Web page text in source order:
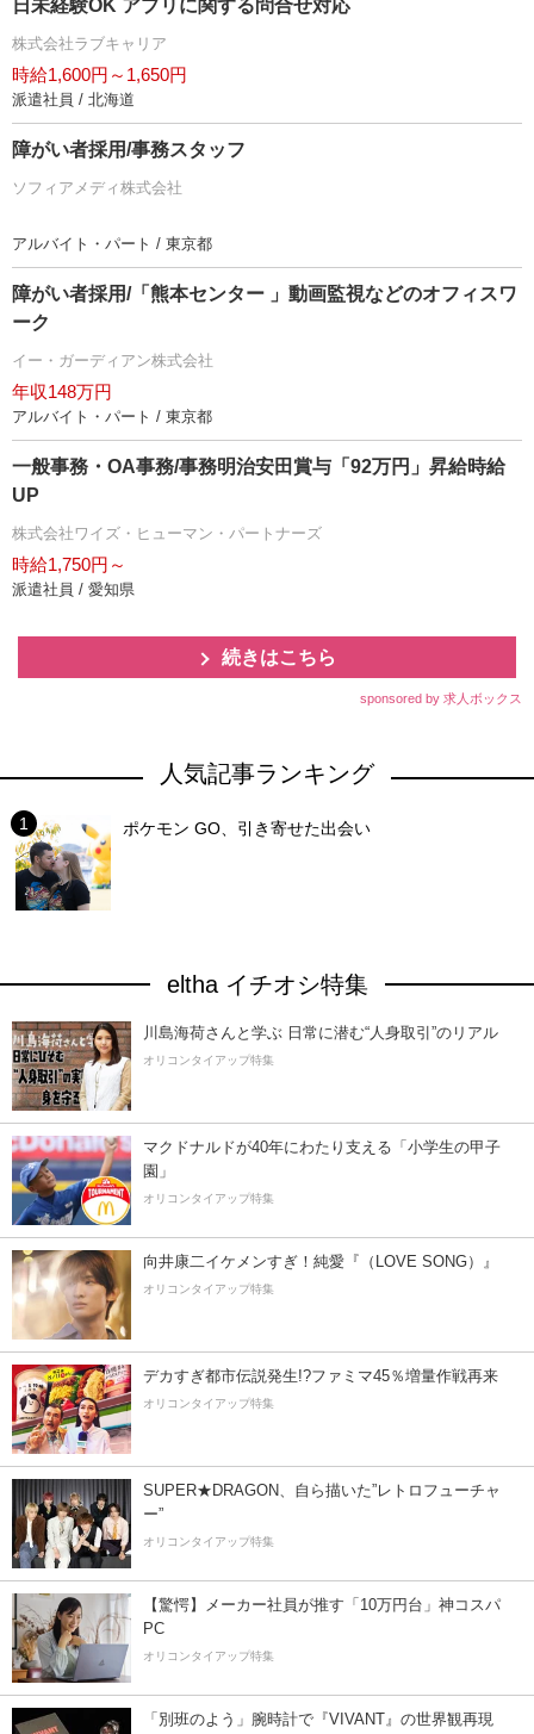
日未経験OK アプリに関する問合せ対応
株式会社ラブキャリア
時給1,600円～1,650円
派遣社員 / 北海道
障がい者採用/事務スタッフ
ソフィアメディ株式会社
アルバイト・パート / 東京都
障がい者採用/「熊本センター 」動画監視などのオフィスワ
ーク
イー・ガーディアン株式会社
年収148万円
アルバイト・パート / 東京都
一般事務・OA事務/事務明治安田賞与「92万円」昇給時給
UP
株式会社ワイズ・ヒューマン・パートナーズ
時給1,750円～
派遣社員 / 愛知県
続きはこちら
sponsored by 求人ボックス
人気記事ランキング
ポケモン GO、引き寄せた出会い
eltha イチオシ特集
川島海荷さんと学ぶ 日常に潜む“人身取引”のリアル
オリコンタイアップ特集
マクドナルドが40年にわたり支える「小学生の甲子
園」
オリコンタイアップ特集
向井康二イケメンすぎ！純愛『（LOVE SONG）』
オリコンタイアップ特集
デカすぎ都市伝説発生!?ファミマ45％増量作戦再来
オリコンタイアップ特集
SUPER★DRAGON、自ら描いた”レトロフューチャ
ー”
オリコンタイアップ特集
【驚愕】メーカー社員が推す「10万円台」神コスパ
PC
オリコンタイアップ特集
「別班のよう」腕時計で『VIVANT』の世界観再現